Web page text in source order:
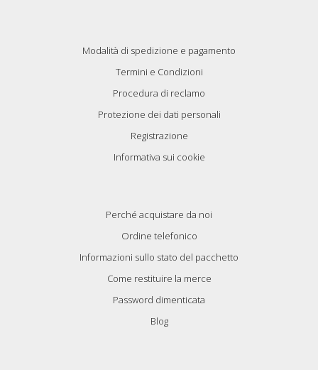
Modalità di spedizione e pagamento
Termini e Condizioni
Procedura di reclamo
Protezione dei dati personali
Registrazione
Informativa sui cookie
Perché acquistare da noi
Ordine telefonico
Informazioni sullo stato del pacchetto
Come restituire la merce
Password dimenticata
Blog